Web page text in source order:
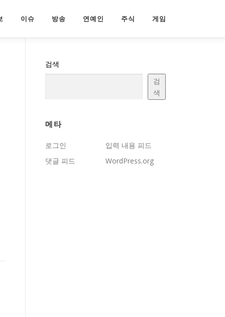
이슈 방송 연예인 주식 게임
검색
검
색
메타
로그인
입력 내용 피드
댓글 피드
WordPress.org